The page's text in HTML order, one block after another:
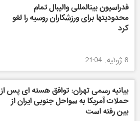
فدراسیون بینالمللی والیبال تمام
محدودیتها برای ورزشکاران روسیه را لغو
کرد
8 ژوئیه, 21:04
بیانیه رسمی تهران: توافق هسته ای پس از
حملات آمریکا به سواحل جنوبی ایران از
بین رفته است